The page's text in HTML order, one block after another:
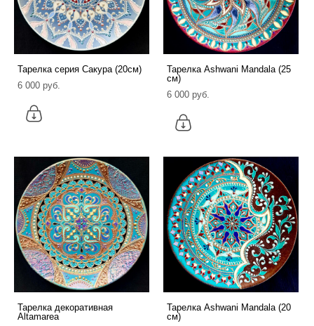
Тарелка серия Сакура (20см)
6 000 pуб.
Тарелка Ashwani Mandala (25
см)
6 000 pуб.
Тарелка декоративная
Altamarea
Тарелка Ashwani Mandala (20
см)